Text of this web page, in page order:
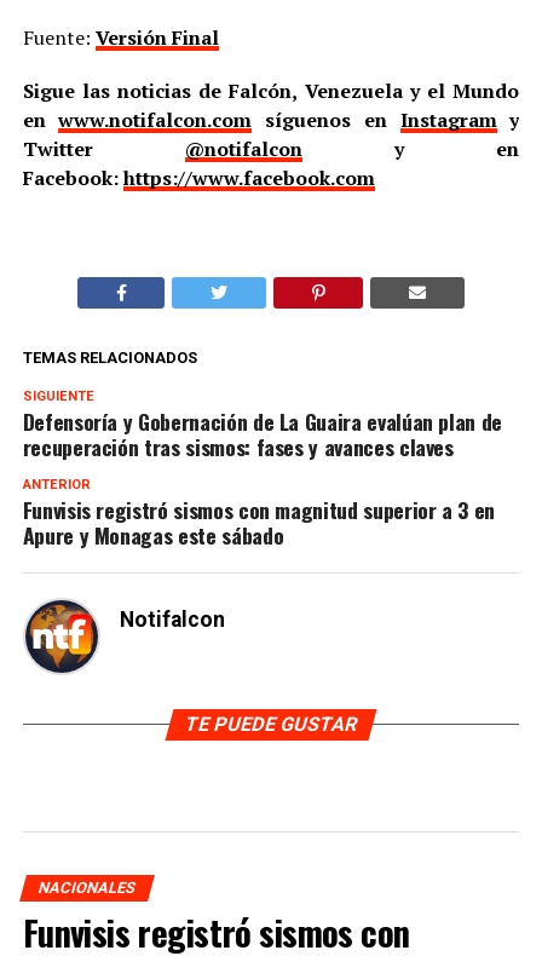
Fuente: Versión Final
Sigue las noticias de Falcón, Venezuela y el Mundo
enwww.notifalcon.com síguenos en Instagramy
Twitter @notifalcony en
Facebook:https://www.facebook.com
TEMAS RELACIONADOS
SIGUIENTE
Defensoría y Gobernación de La Guaira evalúan plan de
recuperación tras sismos: fases y avances claves
ANTERIOR
Funvisis registró sismos con magnitud superior a 3 en
Apure y Monagas este sábado
Notifalcon
TE PUEDE GUSTAR
NACIONALES
Funvisis registró sismos con